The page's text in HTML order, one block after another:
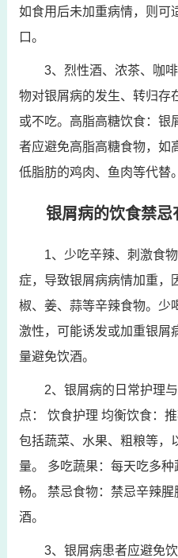
如食用后未加重病情，则可
口。
3、烈性酒、浓茶、咖
物对银屑病的发生、转归存
或不吃。高脂高糖饮食：银
者应避免高脂高糖食物，如
低脂肪的鸡肉、鱼肉等代替。
银屑病的饮食禁忌
1、少吃辛辣、刺激食
症，导致银屑病病情加重，
椒、姜、蒜等辛辣食物。少
激性，可能诱发或加重银屑
量避免饮酒。
2、银屑病的日常护理
点： 饮食护理 均衡饮食：
包括蔬菜、水果、粗粮等，
量。 多吃蔬果：每天吃多
畅。 禁忌食物：禁忌辛辣
酒。
3、银屑病患者应避免